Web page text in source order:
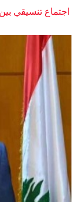
اجتماع تنسيقي بين